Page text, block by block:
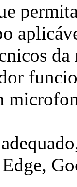
da